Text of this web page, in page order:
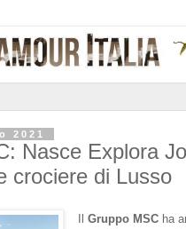
2021
Nasce Explora
crociere di Lusso
Gruppo MSCha